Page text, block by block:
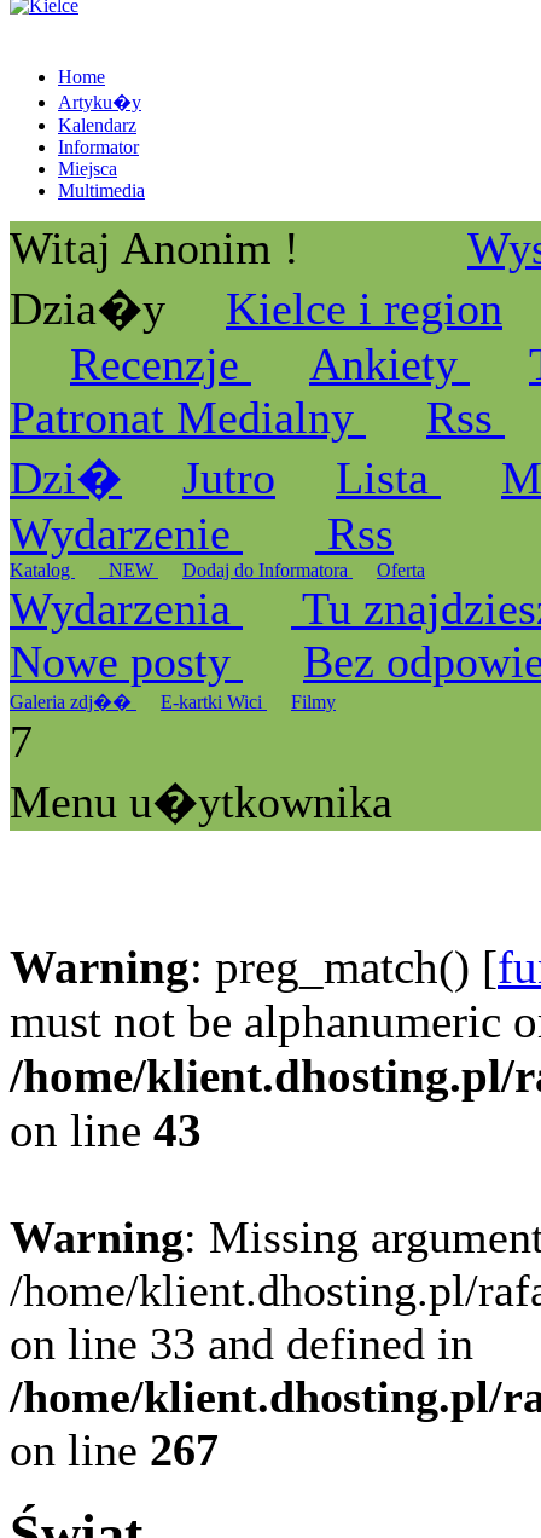
Home
Artyku�y
Kalendarz
Informator
Miejsca
Multimedia
Witaj Anonim !
Dzia�y
Kielce i region
Recenzje
Ankiety
Patronat Medialny
Rss
Dzi�
Jutro Lista
Wydarzenie
Rss
Katalog _NEW Dodaj do Informatora Oferta
Wydarzenia
Tu
Nowe posty
Bez
Galeria zdj�� E-kartki Wici Filmy
7
Menu u�ytkownika
Warning: preg_match() [
must not be alphanumeric
/home/klient.dhosting.pl/
on line 43
Warning: Missing
/home/klient.dhosting.pl/
on line 33 and defined in
/home/klient.dhosting.pl/
on line 267